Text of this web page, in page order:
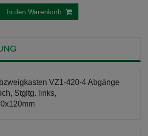
In den Warenkorb
VZ1-420-4 Abgänge
Stgltg. links,